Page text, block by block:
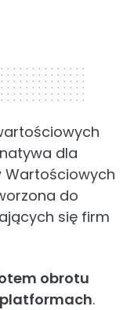
dla
Wartościowych
do
się firm
obrotu
.